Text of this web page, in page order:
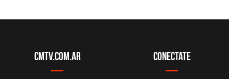
CMTV.com.ar Conectate